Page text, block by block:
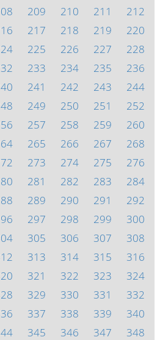
209 210 211
212
217 218 219
220
225 226 227
228
233 234 235
236
241 242 243
244
249 250 251
252
257 258 259
260
265 266 267
268
273 274 275
276
281 282 283
284
289 290 291
292
297 298 299
300
305 306 307
308
313 314 315
316
321 322 323
324
329 330 331
332
337 338 339
340
345 346 347
348